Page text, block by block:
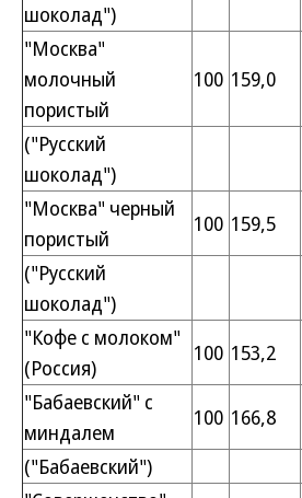
шоколад")
"Москва"
молочный
пористый
100 159,0
("Русский
шоколад")
"Москва" черный
пористый
100 159,5
("Русский
шоколад")
"Кофе с молоком"
(Россия)
100 153,2
"Бабаевский" с
миндалем
100 166,8
("Бабаевский")